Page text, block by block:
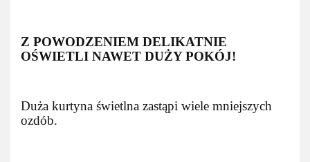
Z POWODZENIEM DELIKATNIE
OŚWIETLI NAWET DUŻY POKÓJ!
Duża kurtyna świetlna zastąpi wiele mniejszych
ozdób.